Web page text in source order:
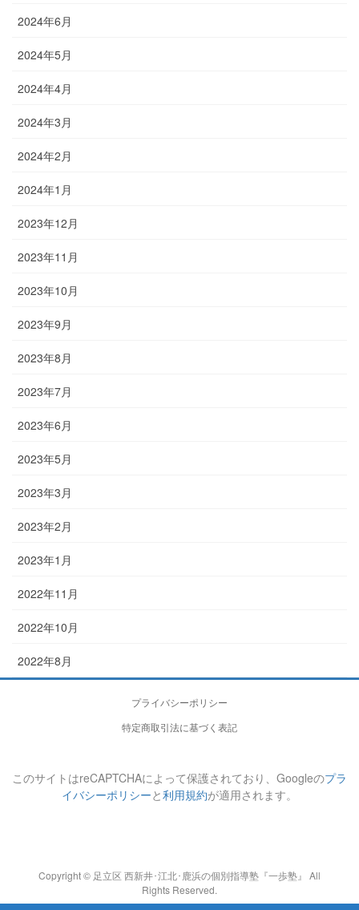
2024年6月
2024年5月
2024年4月
2024年3月
2024年2月
2024年1月
2023年12月
2023年11月
2023年10月
2023年9月
2023年8月
2023年7月
2023年6月
2023年5月
2023年3月
2023年2月
2023年1月
2022年11月
2022年10月
2022年8月
プライバシーポリシー
特定商取引法に基づく表記
このサイトはreCAPTCHAによって保護されており、Googleのプラ
イバシーポリシーと利用規約が適用されます。
Copyright © 足立区 西新井･江北･鹿浜の個別指導塾『一歩塾』 All
Rights Reserved.